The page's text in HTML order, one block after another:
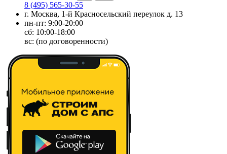
8 (495) 565-30-55
г. Москва, 1-й Красносельский переулок д. 13
пн-пт: 9:00-20:00
сб: 10:00-18:00
вс: (по договоренности)